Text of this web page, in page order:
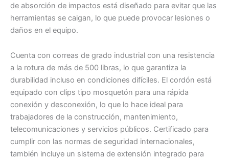
de absorción de impactos está diseñado para evitar que las
herramientas se caigan, lo que puede provocar lesiones o
daños en el equipo.
Cuenta con correas de grado industrial con una resistencia
a la rotura de más de 500 libras, lo que garantiza la
durabilidad incluso en condiciones difíciles. El cordón está
equipado con clips tipo mosquetón para una rápida
conexión y desconexión, lo que lo hace ideal para
trabajadores de la construcción, mantenimiento,
telecomunicaciones y servicios públicos. Certificado para
cumplir con las normas de seguridad internacionales,
también incluye un sistema de extensión integrado para